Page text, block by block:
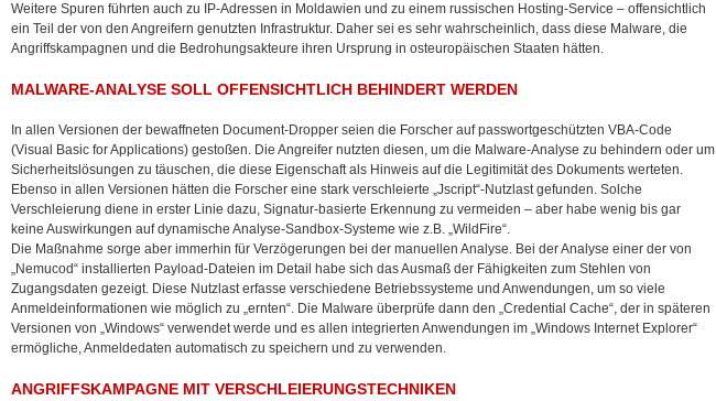
Weitere Spuren führten auch zu IP-Adressen in Moldawien und zu einem russischen Hosting-Service – offensichtlich
ein Teil der von den Angreifern genutzten Infrastruktur. Daher sei es sehr wahrscheinlich, dass diese Malware, die
Angriffskampagnen und die Bedrohungsakteure ihren Ursprung in osteuropäischen Staaten hätten.
MALWARE-ANALYSE SOLL OFFENSICHTLICH BEHINDERT WERDEN
In allen Versionen der bewaffneten Document-Dropper seien die Forscher auf passwortgeschützten VBA-Code
(Visual Basic for Applications) gestoßen. Die Angreifer nutzten diesen, um die Malware-Analyse zu behindern oder um
Sicherheitslösungen zu täuschen, die diese Eigenschaft als Hinweis auf die Legitimität des Dokuments werteten.
Ebenso in allen Versionen hätten die Forscher eine stark verschleierte „Jscript“-Nutzlast gefunden. Solche
Verschleierung diene in erster Linie dazu, Signatur-basierte Erkennung zu vermeiden – aber habe wenig bis gar
keine Auswirkungen auf dynamische Analyse-Sandbox-Systeme wie z.B. „WildFire“.
Die Maßnahme sorge aber immerhin für Verzögerungen bei der manuellen Analyse. Bei der Analyse einer der von
„Nemucod“ installierten Payload-Dateien im Detail habe sich das Ausmaß der Fähigkeiten zum Stehlen von
Zugangsdaten gezeigt. Diese Nutzlast erfasse verschiedene Betriebssysteme und Anwendungen, um so viele
Anmeldeinformationen wie möglich zu „ernten“. Die Malware überprüfe dann den „Credential Cache“, der in späteren
Versionen von „Windows“ verwendet werde und es allen integrierten Anwendungen im „Windows Internet Explorer“
ermögliche, Anmeldedaten automatisch zu speichern und zu verwenden.
ANGRIFFSKAMPAGNE MIT VERSCHLEIERUNGSTECHNIKEN